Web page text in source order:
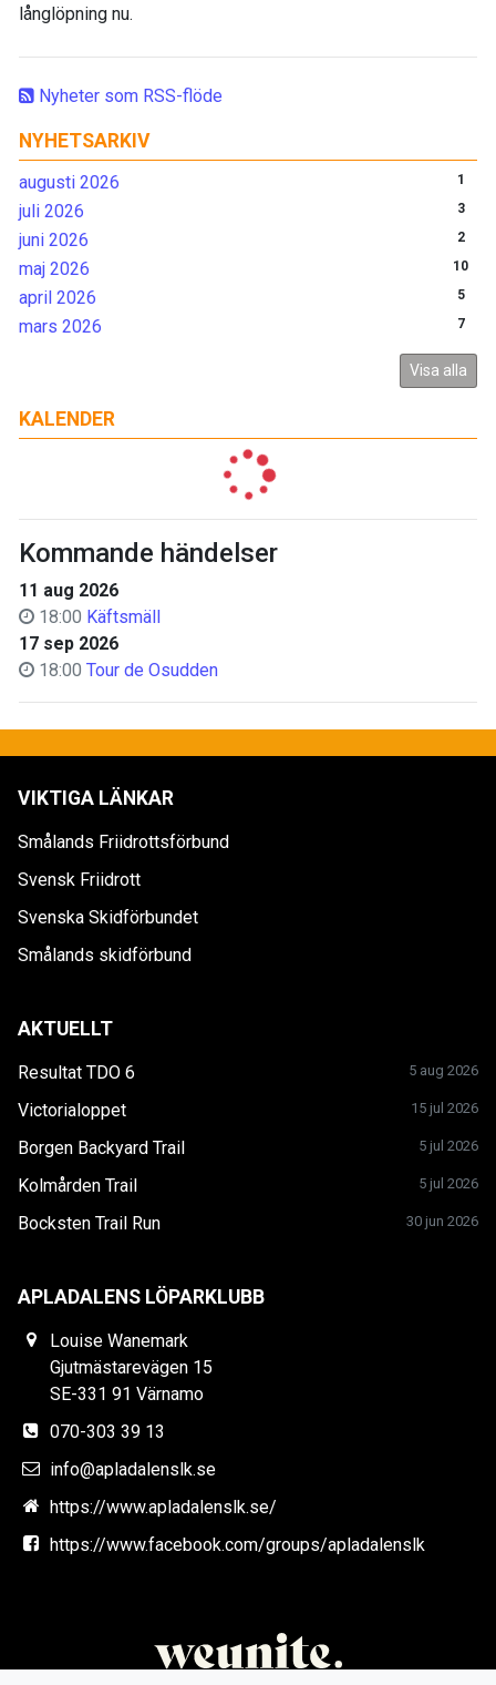
Nyheter som RSS-flöde
NYHETSARKIV
augusti 2026 1
juli 2026 3
juni 2026 2
maj 2026 10
april 2026 5
mars 2026 7
Visa alla
långlöpning nu.
KALENDER
Kommande händelser
11 aug 2026
18:00 Käftsmäll
17 sep 2026
18:00 Tour de Osudden
VIKTIGA LÄNKAR
Smålands Friidrottsförbund
Svensk Friidrott
Svenska Skidförbundet
Smålands skidförbund
AKTUELLT
Resultat TDO 6 5 aug 2026
Victorialoppet 15 jul 2026
Borgen Backyard Trail 5 jul 2026
Kolmården Trail 5 jul 2026
Bocksten Trail Run 30 jun 2026
APLADALENS LÖPARKLUBB
Louise Wanemark
Gjutmästarevägen 15
SE-331 91 Värnamo
070-303 39 13
info@apladalenslk.se
https://www.apladalenslk.se/
https://www.facebook.com/groups/apladalenslk